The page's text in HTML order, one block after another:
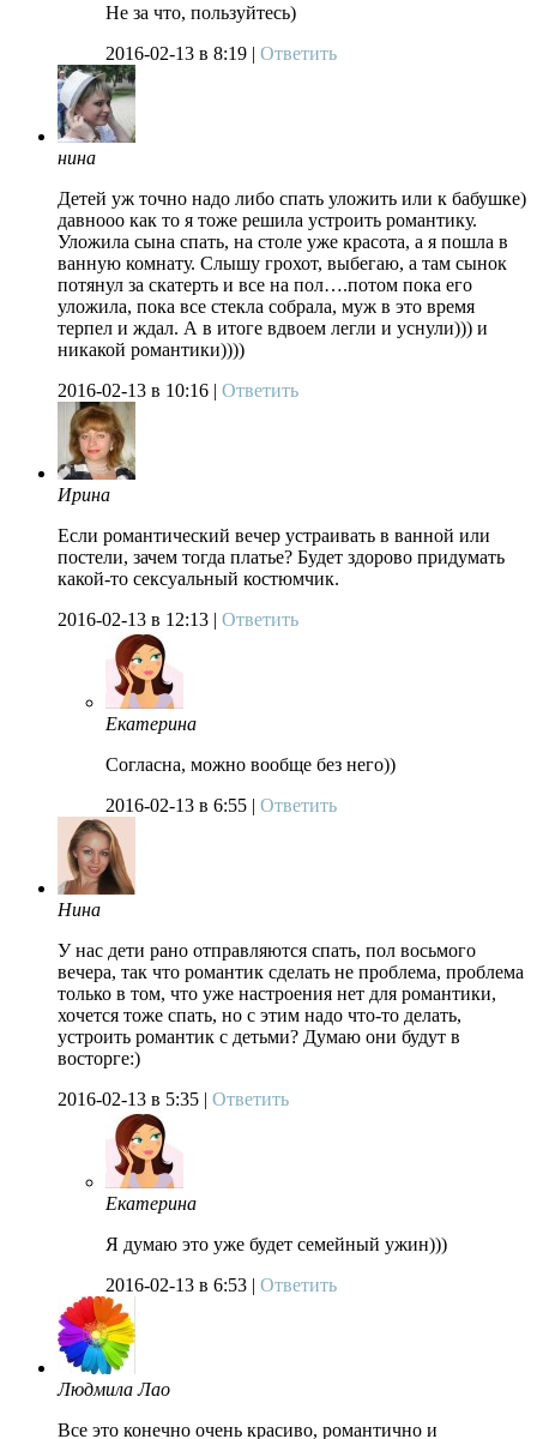
Не за что, пользуйтесь)
2016-02-13 в 8:19 | Ответить
нина
Детей уж точно надо либо спать уложить или к бабушке)
давнооо как то я тоже решила устроить романтику.
Уложила сына спать, на столе уже красота, а я пошла в
ванную комнату. Слышу грохот, выбегаю, а там сынок
потянул за скатерть и все на пол….потом пока его
уложила, пока все стекла собрала, муж в это время
терпел и ждал. А в итоге вдвоем легли и уснули))) и
никакой романтики))))
2016-02-13 в 10:16 | Ответить
Ирина
Если романтический вечер устраивать в ванной или
постели, зачем тогда платье? Будет здорово придумать
какой-то сексуальный костюмчик.
2016-02-13 в 12:13 | Ответить
Екатерина
Согласна, можно вообще без него))
2016-02-13 в 6:55 | Ответить
Нина
У нас дети рано отправляются спать, пол восьмого
вечера, так что романтик сделать не проблема, проблема
только в том, что уже настроения нет для романтики,
хочется тоже спать, но с этим надо что-то делать,
устроить романтик с детьми? Думаю они будут в
восторге:)
2016-02-13 в 5:35 | Ответить
Екатерина
Я думаю это уже будет семейный ужин)))
2016-02-13 в 6:53 | Ответить
Людмила Лао
Все это конечно очень красиво, романтично и